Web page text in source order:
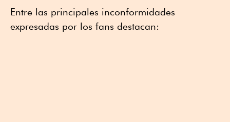
Entre las principales inconformidades
expresadas por los fans destacan: